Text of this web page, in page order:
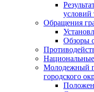
условий
Обращения
Обзоры
Молодежный
городского